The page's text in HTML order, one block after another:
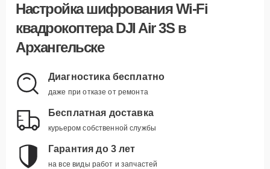
Настройка шифрования Wi-Fi
квадрокоптера DJI Air 3S в
Архангельске
Диагностика бесплатно
даже при отказе от ремонта
Бесплатная доставка
курьером собственной службы
Гарантия до 3 лет
на все виды работ и запчастей